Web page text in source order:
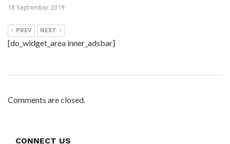
18 September 2019
PREV NEXT
[do_widget_area inner_adsbar]
Comments are closed.
CONNECT US